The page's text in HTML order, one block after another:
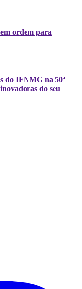
ordem para
do IFNMG na 50ª
do seu